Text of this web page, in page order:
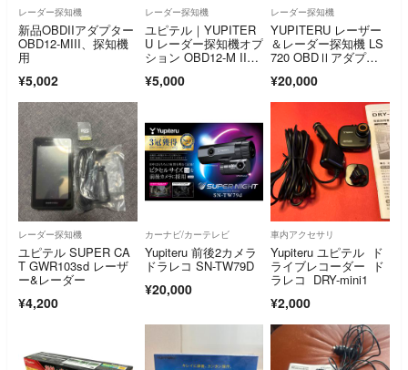
レーダー探知機
新品OBDIIアダプター
OBD12-MIII、探知機
用
¥5,002
レーダー探知機
ユピテル｜YUPITER
U レーダー探知機オプ
ション OBD12-M II
¥5,000
レーダー探知機
YUPITERU レーザー
＆レーダー探知機 LS
720 OBDⅡアダプタ
¥20,000
レーダー探知機
ユピテル SUPER CA
T GWR103sd レーザ
ー&レーダー
¥4,200
カーナビ/カーテレビ
Yupiteru 前後2カメラ
ドラレコ SN-TW79D
¥20,000
車内アクセサリ
Yupiteru ユピテル ド
ライブレコーダー ド
ラレコ DRY-mini1
¥2,000